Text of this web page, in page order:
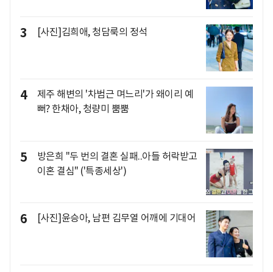
3 [사진]김희애, 청담룩의 정석
4
제주 해변의 '차범근 며느리'가 왜이리 예
뻐? 한채아, 청량미 뿜뿜
5
방은희 "두 번의 결혼 실패..아들 허락받고
이혼 결심" ('특종세상')
6 [사진]윤승아, 남편 김무열 어깨에 기대어